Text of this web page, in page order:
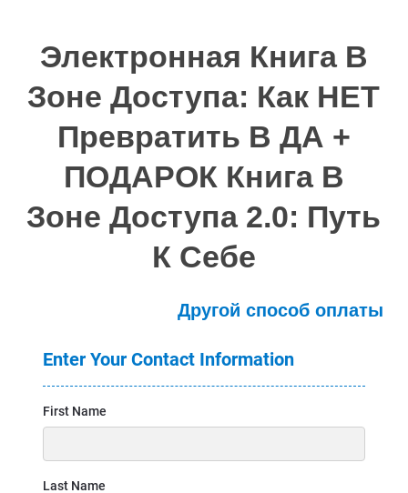
Электронная Книга В
Зоне Доступа: Как НЕТ
Превратить В ДА +
ПОДАРОК Книга В
Зоне Доступа 2.0: Путь
К Себе
Другой способ оплаты